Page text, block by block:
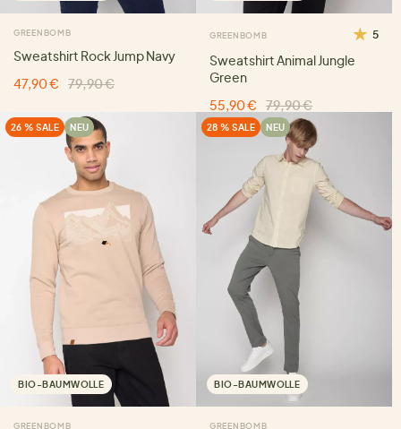
GREENBOMB
Sweatshirt Rock Jump Navy
47,90 €
79,90 €
GREENBOMB 5
Sweatshirt Animal Jungle
Green
55,90 €
79,90 €
26 % SALE NEU
BIO-BAUMWOLLE
GREENBOMB
28 % SALE NEU
BIO-BAUMWOLLE
GREENBOMB